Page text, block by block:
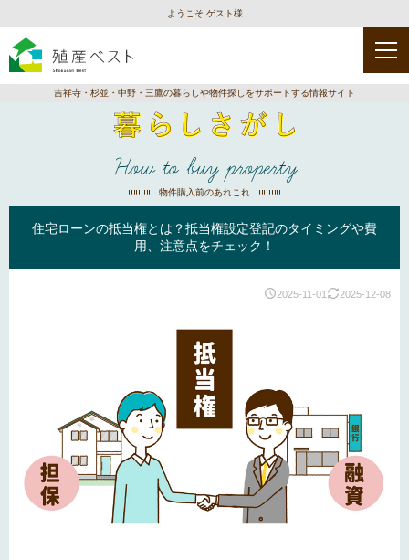
ようこそ ゲスト様
吉祥寺・杉並・中野・三鷹の暮らしや物件探しをサポートする情報サイト
How to buy property
物件購入前のあれこれ
住宅ローンの抵当権とは？抵当権設定登記のタイミングや費
用、注意点をチェック！
2025-11-01 2025-12-08